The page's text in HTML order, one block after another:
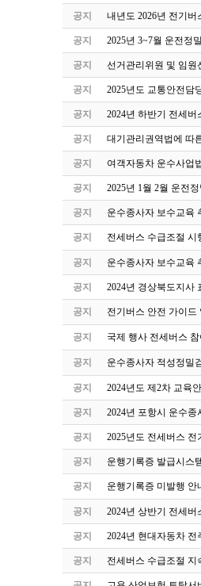
공지 내년도 2026년 전기
공지 2025년 3~7월 운전정
공지 선거관리위원 및 임원
공지 2025년도 교통안전담
공지 2024년 하반기 전세
공지 대기관리권역법에 따
공지 여객자동차 운수사업
공지 2025년 1월 2월 운전
공지 운수종사자 보수교육
공지 전세버스 수급조절 시
공지 운수종사자 보수교육
공지 2024년 경상북도지사
공지 전기버스 안전 가이드
공지 국제 행사 전세버스
공지 운수종사자 적성정밀
공지 2024년도 제2차 교육
공지 2024년 포항시 운수
공지 2025년도 전세버스
공지 운행기록증 발급시스
공지 운행기록증 미발행 안
공지 2024년 상반기 전세
공지 2024년 현대자동차
공지 전세버스 수급조절 지